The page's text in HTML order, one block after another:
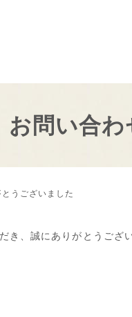
お問い合
うございました
き、誠にありがとうござ